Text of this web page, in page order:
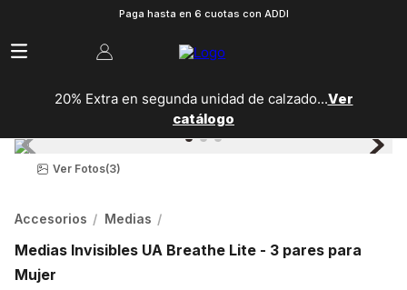
Paga hasta en 6 cuotas con ADDI
20% Extra en segunda unidad de calzado...Ver
catálogo
Ver Fotos(3)
Accesorios Medias
Medias Invisibles UA Breathe Lite - 3 pares para
Mujer